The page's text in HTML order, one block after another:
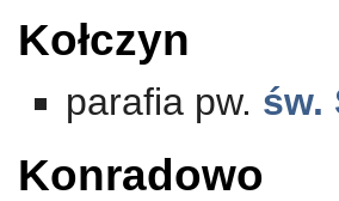
Kołczyn
parafia pw. św.
Konradowo